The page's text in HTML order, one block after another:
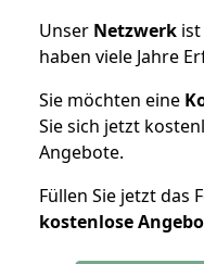
Unser Netzwerk
haben viele Jahre
Sie möchten eine
Sie sich jetzt
Angebote.
Füllen Sie jetzt das
kostenlose